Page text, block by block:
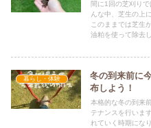
間に1回の芝刈り
んな中、芝生の上
このままでは芝生
油粕を使って除去
暮らし・体験
冬の到来前に
布しよう！
本格的な冬の到来
テナンスを行いま
れていく時期にな